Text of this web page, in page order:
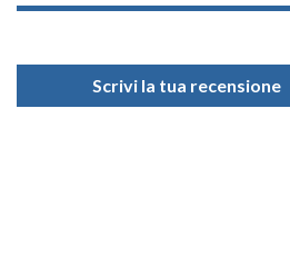
Scrivi la tua recensione